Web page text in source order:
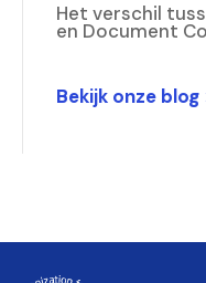
Het verschil
en Document
Bekijk onze blog